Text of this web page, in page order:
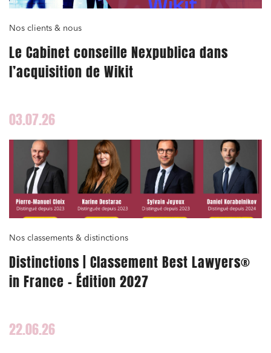
Nos clients & nous
Le Cabinet conseille Nexpublica dans
l’acquisition de Wikit
03.07.26
Nos classements & distinctions
Distinctions | Classement Best Lawyers®
in France – Édition 2027
22.06.26